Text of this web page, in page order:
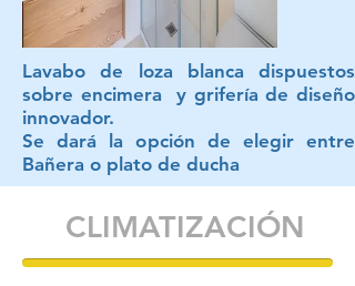
Lavabo de loza blanca dispuestos
sobre encimera y grifería de diseño
innovador.
Se dará la opción de elegir entre
Bañera o plato de ducha
CLIMATIZACIÓN